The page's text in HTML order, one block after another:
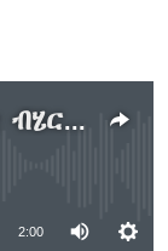
ኢትዮጵያ: መበል 12 መዓ ልቲ ብሄር ብሄ ረሰባትን ህዝብታትን ሎሚ ተዘኺሩ
2:00